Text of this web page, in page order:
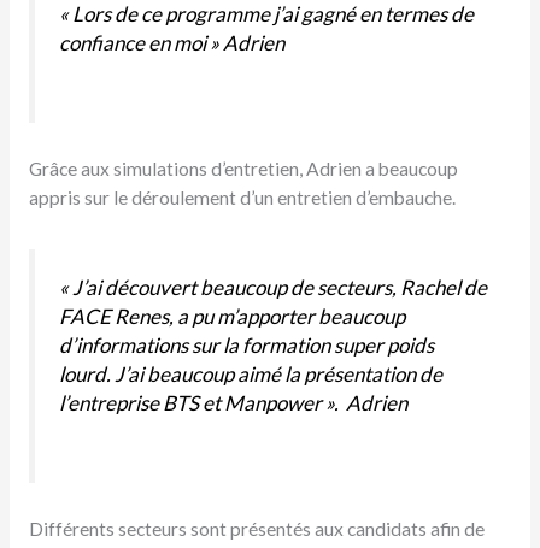
« Lors de ce programme j’ai gagné en termes de
confiance en moi »Adrien
Grâce aux simulations d’entretien, Adrien a beaucoup
appris sur le déroulement d’un entretien d’embauche.
« J’ai découvert beaucoup de secteurs, Rachel de
FACE Renes, a pu m’apporter beaucoup
d’informations sur la formation super poids
lourd. J’ai beaucoup aimé la présentation de
l’entreprise BTS et Manpower ». Adrien
Différents secteurs sont présentés aux candidats afin de